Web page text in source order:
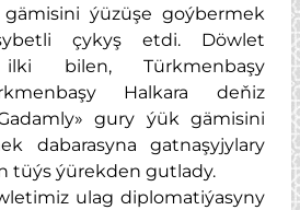
ýüzüşe goýbermek
çykyş etdi. Döwlet
ilki bilen, Türkmenbaşy
Halkara deňiz
gury ýük gämisini
dabarasyna gatnaşyjylary
tüýs ýürekden gutlady.
ulag diplomatiýasyny